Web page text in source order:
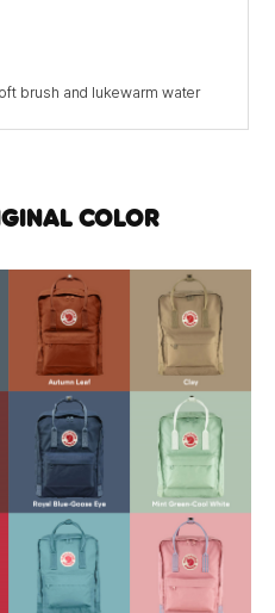
brush and lukewarm water
COLOR